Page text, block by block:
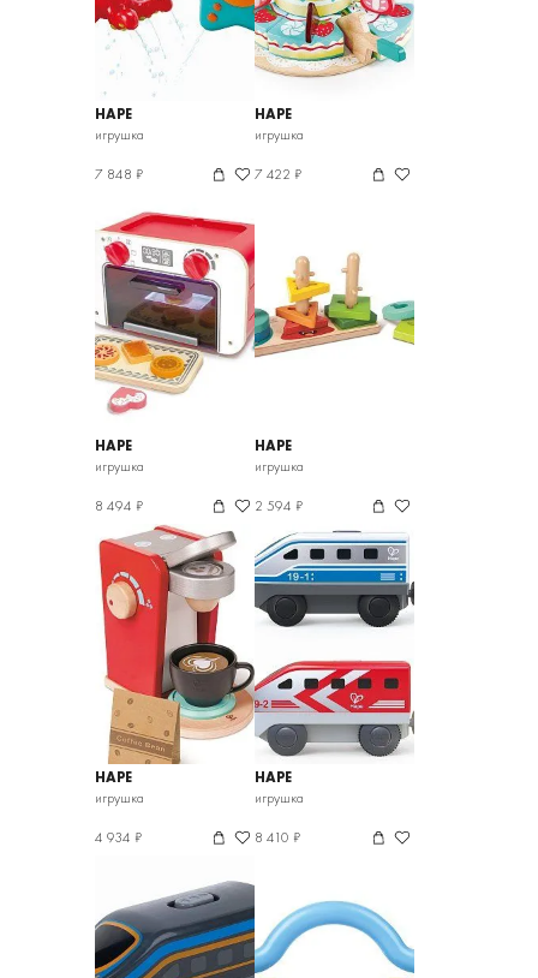
HAPE
игрушка
7 848 ₽
HAPE
игрушка
7 422 ₽
HAPE
игрушка
8 494 ₽
HAPE
игрушка
2 594 ₽
HAPE
игрушка
4 934 ₽
HAPE
игрушка
8 410 ₽